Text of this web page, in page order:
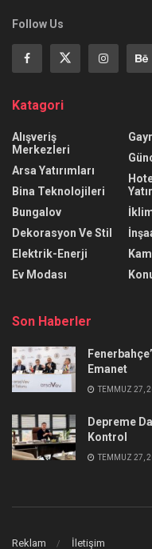
Follow Us
Katagori
Alışveriş
Merkezleri
Arsa Yatırımları
Bina Teknolojileri
Bungalov
Dekorasyon Ve Stil
Elektrik-Enerji
Ev Modası
Son Haberler
Emanet
TEMMUZ 27,
Depreme
Kontrol
TEMMUZ 27,
Reklam İletişim